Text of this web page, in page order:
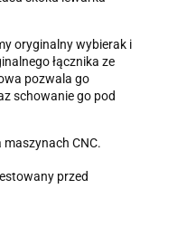
oryginalny wybierak i
łącznika ze
pozwala go
schowanie go pod
maszynach CNC.
przed